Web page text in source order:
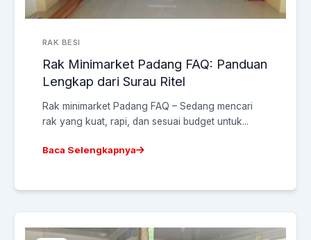
RAK BESI
Rak Minimarket Padang FAQ: Panduan
Lengkap dari Surau Ritel
Rak minimarket Padang FAQ – Sedang mencari
rak yang kuat, rapi, dan sesuai budget untuk...
Baca Selengkapnya